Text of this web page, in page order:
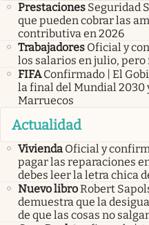
Prestaciones Seguridad
que pueden cobrar las
contributiva en 2026
Trabajadores Oficial y
los salarios en julio,
FIFA Confirmado | El
la final del Mundial 2030
Marruecos
Actualidad
Vivienda Oficial y
pagar las reparaciones
debes leer la letra chica
Nuevo libroRobert
demuestra que la
de que las cosas no